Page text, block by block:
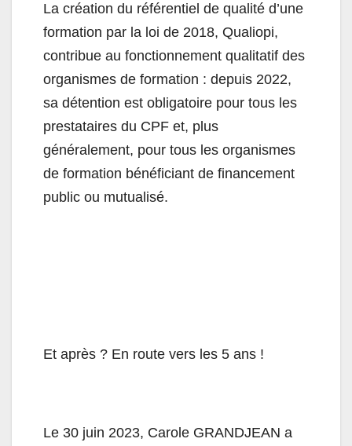
La création du référentiel de qualité d’une
formation par la loi de 2018, Qualiopi,
contribue au fonctionnement qualitatif des
organismes de formation : depuis 2022,
sa détention est obligatoire pour tous les
prestataires du CPF et, plus
généralement, pour tous les organismes
de formation bénéficiant de financement
public ou mutualisé.
Et après ? En route vers les 5 ans !
Le 30 juin 2023, Carole GRANDJEAN a